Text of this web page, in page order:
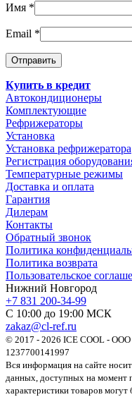
Имя *
Email *
Купить в кредит
Автокондиционеры
Комплектующие
Рефрижераторы
Установка
Установка рефрижератора
Регистрация
Температурные режимы
Доставка и оплата
Гарантия
Дилерам
Контакты
Обратный звонок
Политика
Политика возврата
Пользовательское
Нижний Новгород
+7 831 200-34-99
С 10:00 до 19:00 МСК
zakaz@cl-ref.ru
© 2017 - 2026 ICE COOL -
1237700141997
Вся информация на сайте
данных, доступных на момент
характеристики товаров